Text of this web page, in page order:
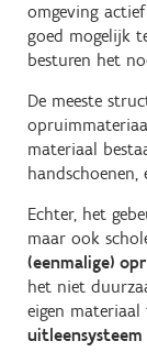
omgeving
goed mogelijk
besturen het
De meeste
materiaal
Echter, het
maar ook
(eenmalige)
het niet
eigen